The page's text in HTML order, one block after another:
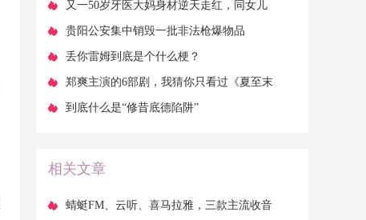
​又一50岁牙医大妈身材逆天走红，同女儿
同框胜似姐妹！
​贵阳公安集中销毁一批非法枪爆物品
​丢你雷姆到底是个什么梗？
​郑爽主演的6部剧，我猜你只看过《夏至末
至》，全部看过是真爱粉
​到底什么是“修昔底德陷阱”
相关文章
​蜻蜓FM、云听、喜马拉雅，三款主流收音